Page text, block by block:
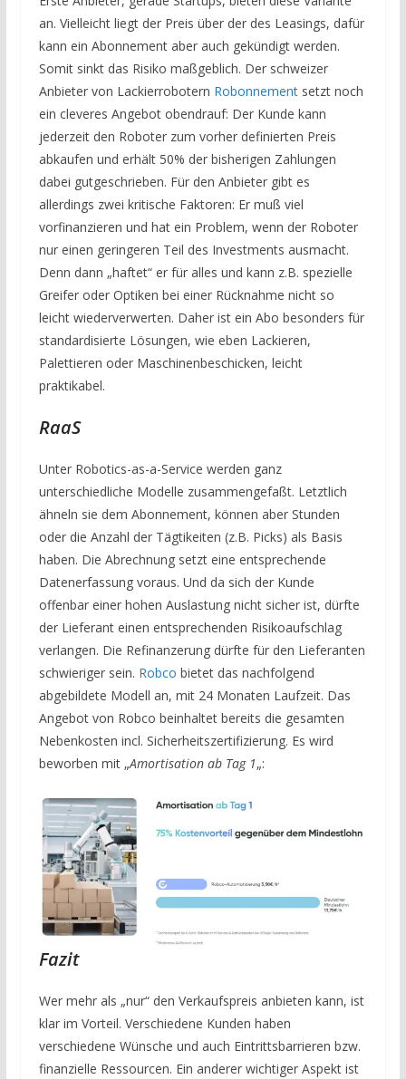
an. Vielleicht liegt der Preis über der des Leasings, dafür
kann ein Abonnement aber auch gekündigt werden.
Somit sinkt das Risiko maßgeblich. Der schweizer
Anbieter von Lackierrobotern Robonnementsetzt noch
ein cleveres Angebot obendrauf: Der Kunde kann
jederzeit den Roboter zum vorher definierten Preis
abkaufen und erhält 50% der bisherigen Zahlungen
dabei gutgeschrieben. Für den Anbieter gibt es
allerdings zwei kritische Faktoren: Er muß viel
vorfinanzieren und hat ein Problem, wenn der Roboter
nur einen geringeren Teil des Investments ausmacht.
Denn dann „haftet“ er für alles und kann z.B. spezielle
Greifer oder Optiken bei einer Rücknahme nicht so
leicht wiederverwerten. Daher ist ein Abo besonders für
standardisierte Lösungen, wie eben Lackieren,
Palettieren oder Maschinenbeschicken, leicht
praktikabel.
RaaS
Unter Robotics-as-a-Service werden ganz
unterschiedliche Modelle zusammengefaßt. Letztlich
ähneln sie dem Abonnement, können aber Stunden
oder die Anzahl der Tägtikeiten (z.B. Picks) als Basis
haben. Die Abrechnung setzt eine entsprechende
Datenerfassung voraus. Und da sich der Kunde
offenbar einer hohen Auslastung nicht sicher ist, dürfte
der Lieferant einen entsprechenden Risikoaufschlag
verlangen. Die Refinanzerung dürfte für den Lieferanten
schwieriger sein. Robco bietet das nachfolgend
abgebildete Modell an, mit 24 Monaten Laufzeit. Das
Angebot von Robco beinhaltet bereits die gesamten
Nebenkosten incl. Sicherheitszertifizierung. Es wird
beworben mit „Amortisation ab Tag 1„:
Fazit
Wer mehr als „nur“ den Verkaufspreis anbieten kann, ist
klar im Vorteil. Verschiedene Kunden haben
verschiedene Wünsche und auch Eintrittsbarrieren bzw.
finanzielle Ressourcen. Ein anderer wichtiger Aspekt ist